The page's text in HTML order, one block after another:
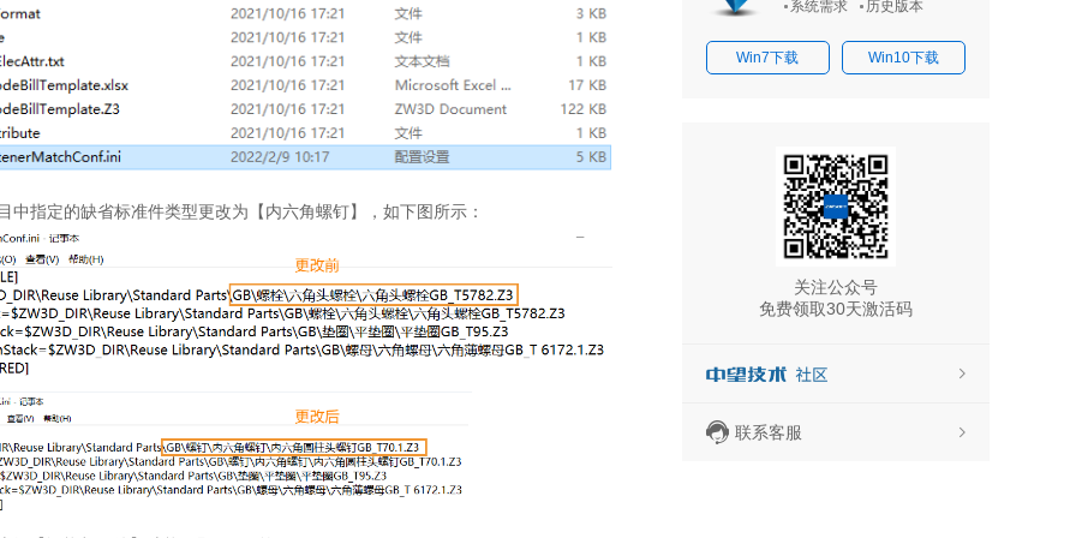
中指定的缺省标准件类型更改为【内六角螺钉】，如下图所示：
系统需求 历史版本
Win7下载 Win10下载
关注公众号
免费领取30天激活码
联系客服